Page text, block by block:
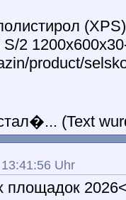
2
product/
(Text
Uhr
площадок